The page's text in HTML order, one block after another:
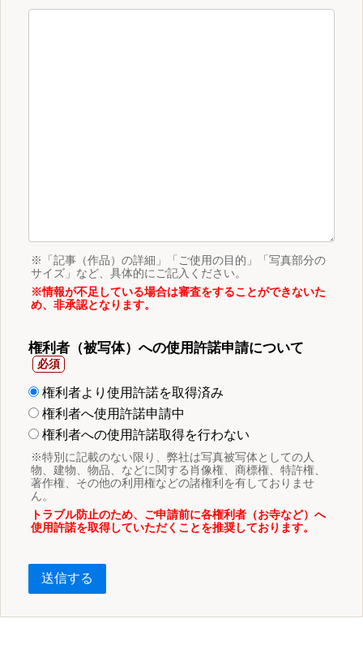
※「記事（作品）の詳細」「ご使用の目的」「写真部分の
サイズ」など、具体的にご記入ください。
※情報が不足している場合は審査をすることができないた
め、非承認となります。
権利者（被写体）への使用許諾申請について
権利者より使用許諾を取得済み
権利者へ使用許諾申請中
権利者への使用許諾取得を行わない
※特別に記載のない限り、弊社は写真被写体としての人
物、建物、物品、などに関する肖像権、商標権、特許権、
著作権、その他の利用権などの諸権利を有しておりませ
ん。
トラブル防止のため、ご申請前に各権利者（お寺など）へ
使用許諾を取得していただくことを推奨しております。
送信する